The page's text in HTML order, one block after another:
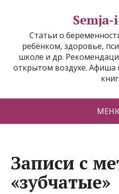
Статьи о
ребёнком, здоровье,
школе и др.
открытом воздухе.
книг
Записи с
«зубчатые»